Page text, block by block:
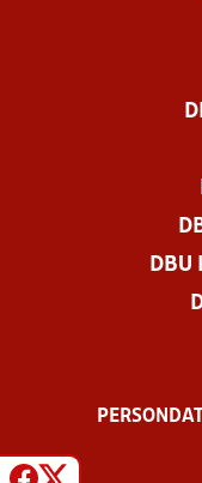
DBU